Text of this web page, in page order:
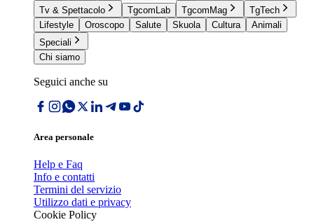
Tv & Spettacolo
TgcomLab TgcomMag
TgTech
Lifestyle
Oroscopo Salute Skuola Cultura
Animali
Speciali
Chi siamo
Seguici anche su
Area personale
Help e Faq
Info e contatti
Termini del servizio
Utilizzo dati e privacy
Cookie Policy